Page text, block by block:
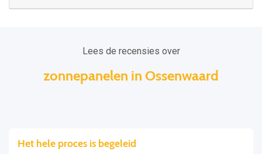
Lees de recensies over
zonnepanelen in Ossenwaard
Het hele proces is begeleid